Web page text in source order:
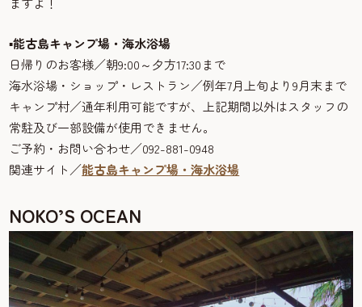
▪能古島キャンプ場・海水浴場
日帰りのお客様／朝9:00～夕方17:30まで
海水浴場・ショップ・レストラン／例年7月上旬より9月末まで
キャンプ村／通年利用可能ですが、上記期間以外はスタッフの
常駐及び一部設備が使用できません。
ご予約・お問い合わせ／092-881-0948
関連サイト／能古島キャンプ場・海水浴場
NOKO’S OCEAN